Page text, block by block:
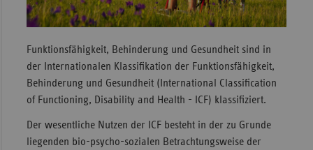
Funktionsfähigkeit, Behinderung und Gesundheit sind in
der Internationalen Klassifikation der Funktionsfähigkeit,
Behinderung und Gesundheit (International Classification
of Functioning, Disability and Health - ICF) klassifiziert.
Der wesentliche Nutzen der ICF besteht in der zu Grunde
liegenden bio-psycho-sozialen Betrachtungsweise der